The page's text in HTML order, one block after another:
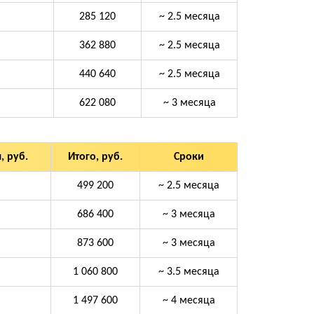
285 120 ~ 2.5 месяца
362 880 ~ 2.5 месяца
440 640 ~ 2.5 месяца
622 080 ~ 3 месяца
руб. Итого, руб. Сроки
499 200 ~ 2.5 месяца
686 400 ~ 3 месяца
873 600 ~ 3 месяца
1 060 800 ~ 3.5 месяца
1 497 600 ~ 4 месяца